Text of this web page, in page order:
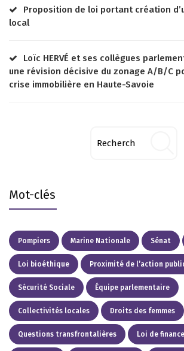
Proposition de loi portant création
local
Loïc HERVÉ et ses collègues
une révision décisive du zonage A/B/C
crise immobilière en Haute-Savoie
Mot-clés
Pompiers Marine Nationale Sénat
Loi bioéthique Proximité de l’action
Sécurité Sociale Équipe parlementaire
Collectivités locales Droits des femmes
Questions transfrontalières Loi de